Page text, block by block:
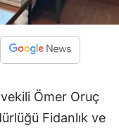
Ömer Oruç
Fidanlık ve